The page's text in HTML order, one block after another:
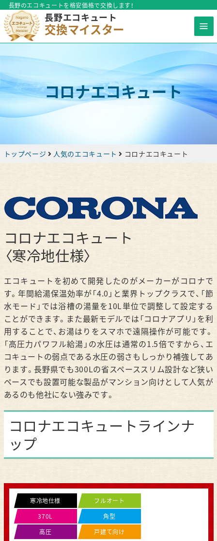
長野のエコキュートを格安価格で交換します！
長野エコキュート
交換マイスター
コロナエコキュート
トップページ 人気のエコキュート コロナエコキュート
コロナエコキュート
〈寒冷地仕様〉
エコキュートを初めて開発したのがメーカーがコロナで
す。年間給湯保温効率が「4.0」と業界トップクラスで、「節
水モード」では浴槽の湯量を10L単位で調整して設定する
ことができます。また最新モデルでは「コロナアプリ」を利
用することで、お湯はりをスマホで遠隔操作が可能です。
「高圧力パワフル給湯」の水圧は通常の1.5倍ですから、エ
コキュートの弱点である水圧の弱さもしっかり補強してあ
ります。長野県でも300Lの省スペーススリム設計など狭い
ペースでも設置可能な製品がマンション向けとして人気が
あるのも他社にない強みです。
コロナエコキュートラインナ
ップ
寒冷地仕様
フルオート
370L
角型
高圧
戸建て向け